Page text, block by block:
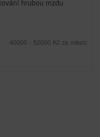
hrubou mzdu
40000 - 52000 Kč za měsíc